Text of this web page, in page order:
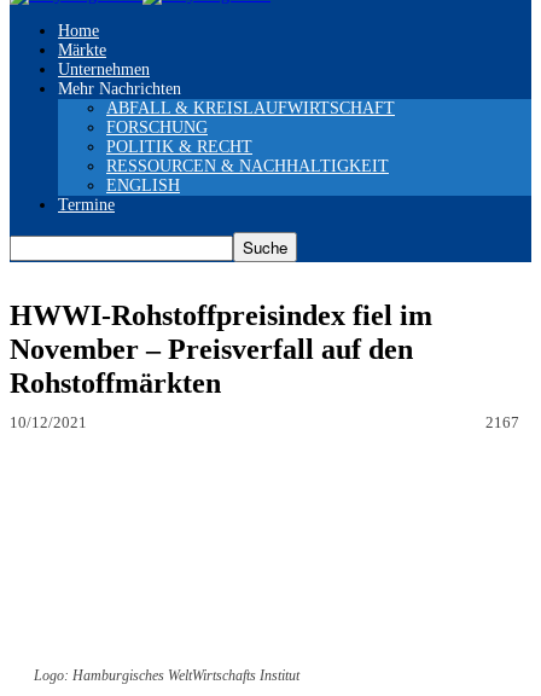
Home
Märkte
Unternehmen
Mehr Nachrichten
ABFALL & KREISLAUFWIRTSCHAFT
FORSCHUNG
POLITIK & RECHT
RESSOURCEN & NACHHALTIGKEIT
ENGLISH
Termine
HWWI-Rohstoffpreisindex fiel im
November – Preisverfall auf den
Rohstoffmärkten
10/12/2021 2167
Logo: Hamburgisches WeltWirtschafts Institut